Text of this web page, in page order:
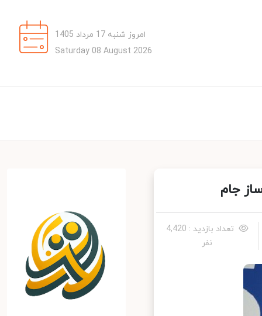
امروز شنبه 17 مرداد 1405
Saturday 08 August 2026
جام
تعداد بازدید : 4,420
نفر